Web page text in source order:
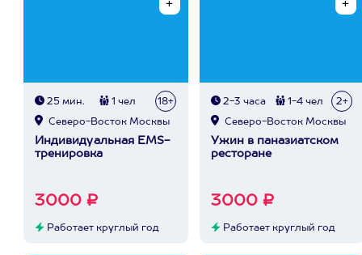
25 мин. 1 чел 18+
Северо-Восток Москвы
Индивидуальная EMS-
тренировка
3000 ₽
Работает круглый год
2-3 часа 1-4 чел 2+
Северо-Восток Москвы
Ужин в паназиатском
ресторане
3000 ₽
Работает круглый год